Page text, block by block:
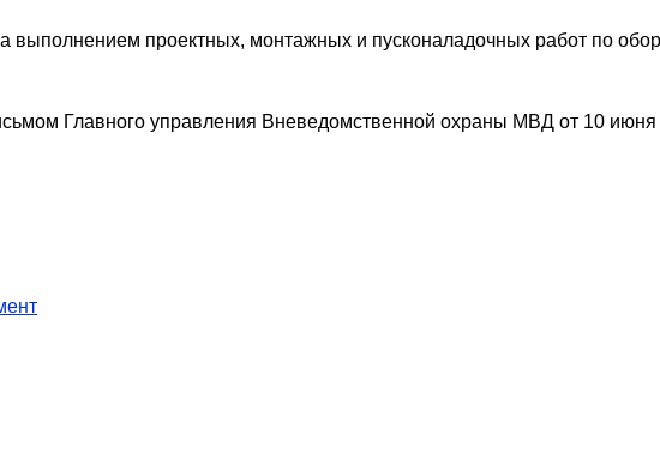
выполнением проектных, монтажных и пусконаладочных работ по
Главного управления Вневедомственной охраны МВД от 10